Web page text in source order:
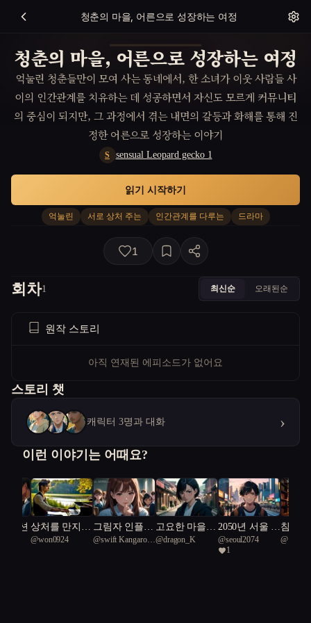
청춘의 마을, 어른으로 성장하는 여정
청춘의 마을, 어른으로 성장하는 여정
억눌린 청춘들만이 모여 사는 동네에서, 한 소녀가 이웃 사람들 사
이의 인간관계를 치유하는 데 성공하면서 자신도 모르게 커뮤니티
의 중심이 되지만, 그 과정에서 겪는 내면의 갈등과 화해를 통해 진
정한 어른으로 성장하는 이야기
S sensual Leopard gecko 1
억눌린 서로 상처 주는 인간관계를 다루는 드라마
읽기 시작하기
1
회차1 최신순 오래된순
원작 스토리
아직 연재된 에피소드가 없어요
스토리 챗
캐릭터 3명과 대화 ›
이런 이야기는 어때요?
맨션 상처를 만지는
피아노
@won0924
그림자 인플루
언서
@swift Kangaroo
고요한 마을의
숨겨진 진실
@dragon_K
2050년 서울 :
나는 누구인
가?
@seoul2074
1
침묵
장
@연글